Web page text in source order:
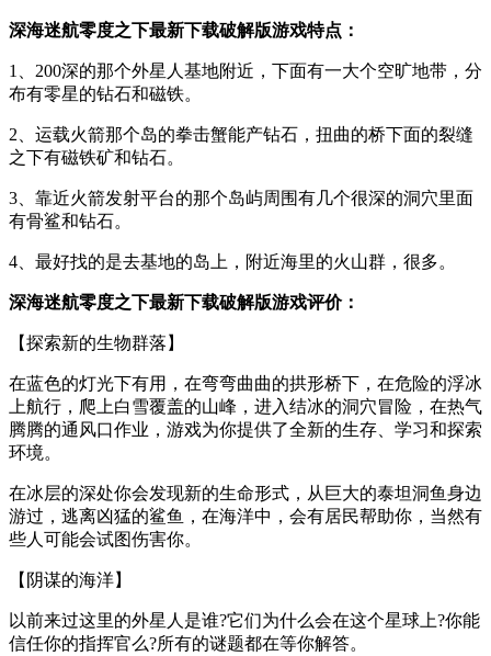
深海迷航零度之下最新下载破解版游戏特点：
1、200深的那个外星人基地附近，下面有一大个空旷地带，分
布有零星的钻石和磁铁。
2、运载火箭那个岛的拳击蟹能产钻石，扭曲的桥下面的裂缝
之下有磁铁矿和钻石。
3、靠近火箭发射平台的那个岛屿周围有几个很深的洞穴里面
有骨鲨和钻石。
4、最好找的是去基地的岛上，附近海里的火山群，很多。
深海迷航零度之下最新下载破解版游戏评价：
【探索新的生物群落】
在蓝色的灯光下有用，在弯弯曲曲的拱形桥下，在危险的浮冰
上航行，爬上白雪覆盖的山峰，进入结冰的洞穴冒险，在热气
腾腾的通风口作业，游戏为你提供了全新的生存、学习和探索
环境。
在冰层的深处你会发现新的生命形式，从巨大的泰坦洞鱼身边
游过，逃离凶猛的鲨鱼，在海洋中，会有居民帮助你，当然有
些人可能会试图伤害你。
【阴谋的海洋】
以前来过这里的外星人是谁?它们为什么会在这个星球上?你能
信任你的指挥官么?所有的谜题都在等你解答。